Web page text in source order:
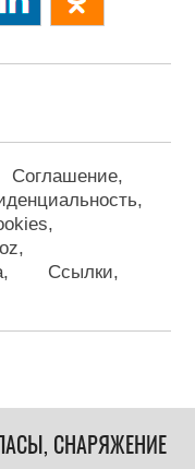
Соглашение
Ссылки
СНАРЯЖЕНИЕ